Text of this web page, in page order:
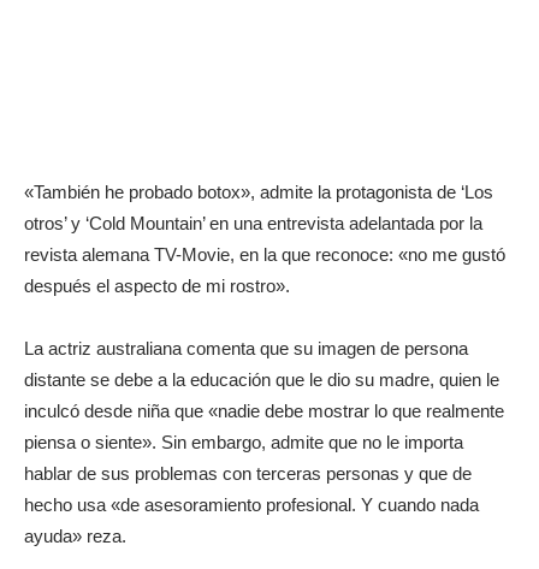
«También he probado botox», admite la protagonista de ‘Los
otros’ y ‘Cold Mountain’ en una entrevista adelantada por la
revista alemana TV-Movie, en la que reconoce: «no me gustó
después el aspecto de mi rostro».
La actriz australiana comenta que su imagen de persona
distante se debe a la educación que le dio su madre, quien le
inculcó desde niña que «nadie debe mostrar lo que realmente
piensa o siente». Sin embargo, admite que no le importa
hablar de sus problemas con terceras personas y que de
hecho usa «de asesoramiento profesional. Y cuando nada
ayuda» reza.